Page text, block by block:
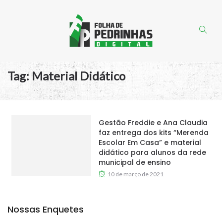
Tag:Material Didático
Gestão Freddie e Ana Claudia
faz entrega dos kits “Merenda
Escolar Em Casa” e material
didático para alunos da rede
municipal de ensino
10 de março de 2021
Nossas Enquetes